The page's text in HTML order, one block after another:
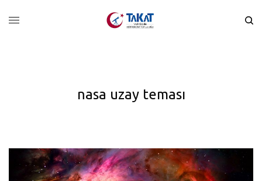
nasa uzay teması